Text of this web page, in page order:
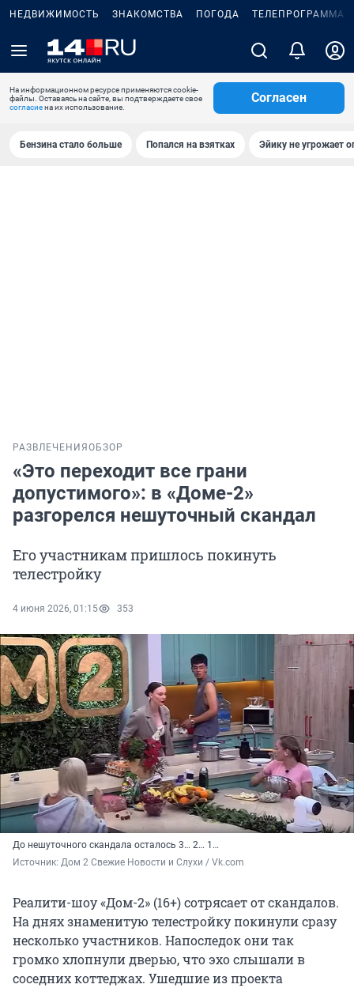
НЕДВИЖИМОСТЬ ЗНАКОМСТВА ПОГОДА ТЕЛЕПРОГРАММА
На информационном ресурсе применяются cookie-
файлы. Оставаясь на сайте, вы подтверждаете свое
согласиена их использование.
Согласен
Бензина стало больше Попался на взятках Эйику не угрожает
РАЗВЛЕЧЕНИЯ ОБЗОР
«Это переходит все грани
допустимого»: в «Доме-2»
разгорелся нешуточный скандал
Его участникам пришлось покинуть
телестройку
4 июня 2026, 01:15 353
До нешуточного скандала осталось 3… 2… 1…
Источник: Дом 2 Свежие Новости и Слухи / Vk.com
Реалити-шоу «Дом-2» (16+) сотрясает от скандалов.
На днях знаменитую телестройку покинули сразу
несколько участников. Напоследок они так
громко хлопнули дверью, что эхо слышали в
соседних коттеджах. Ушедшие из проекта